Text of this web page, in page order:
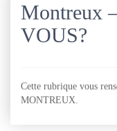
Montreux
VOUS?
Cette rubrique vous
MONTREUX.